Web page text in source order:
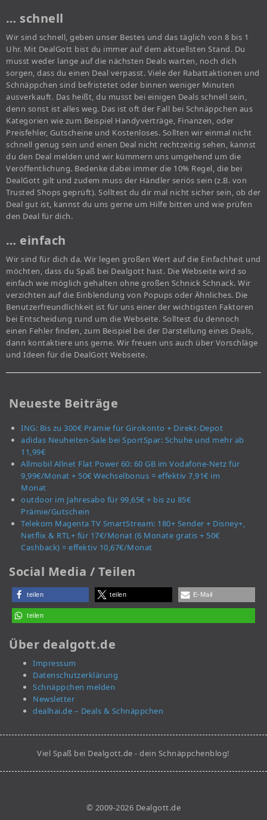
… schnell
Wir sind schnell, geben unser Bestes und das täglich von 8 bis 1
Uhr. Mit DealGott bist du immer auf dem aktuellsten Stand. Du
musst weder lange auf die nächsten Deals warten, noch dich
sorgen, dass du einen Deal verpasst. Viele der Rabattaktionen und
Schnäppchen sind befristetet oder binnen weniger Minuten
ausverkauft. Das heißt, du musst bei einigen Deals schnell sein,
denn sonst ist alles weg. Das ist oft der Fall bei Schnäppchen aus
Kategorien wie zum Beispiel Handyverträge, Finanzen, oder
Preisfehler, Gutscheine und Kostenloses. Sollten wir einmal nicht
schnell genug sein und einen Deal nicht rechtzeitig sehen, kannst
du den Deal melden und wir kümmern uns umgehend um die
Veröffentlichung. Bedenke dabei immer die 10% Regel, die bei
DealGott gilt und zudem muss der Händler seriös sein (z.B. von
Trusted Shops geprüft). Solltest du dir mal nicht sicher sein, ob der
Deal gut ist, kannst du uns gerne um Hilfe bitten und wie prüfen
den Deal für dich.
… einfach
Wir sind für dich da. Wir legen großen Wert auf die Einfachheit und
möchten, dass du Spaß bei Dealgott hast. Die Webseite wird so
einfach wie möglich gehalten ohne großen Schnick Schnack. Wir
verzichten auf die Einblendung von Popups oder Ähnliches. Die
Benutzerfreundlichkeit ist für uns einer der wichtigsten Faktoren
bei Entscheidung rund um die Webseite. Solltest du dennoch
einen Fehler finden, zum Beispiel bei der Darstellung eines Deals,
dann kontaktiere uns gerne. Wir freuen uns auch über Vorschläge
und Ideen für die DealGott Webseite.
Neueste Beiträge
ING: Bis zu 300€ Prämie für Girokonto + Direkt-Depot
adidas Neuheiten-Sale bei SportSpar: Schuhe und mehr ab
11,99€
Allmobil Allnet Flat Power 60: 60 GB im Vodafone-Netz für
9,99€/Monat + 50€ Wechselbonus = effektiv 7,91€ im
Monat
outdoor im Jahresabo für 99,65€ + bis zu 85€
Prämie/Gutschein
Telekom Magenta TV SmartStream: 180+ Sender + Disney+,
Netflix & RTL+ für 17€/Monat (6 Monate gratis + 50€
Cashback) = effektiv 10,67€/Monat
Social Media / Teilen
teilen teilen E-Mail
teilen
Über dealgott.de
Impressum
Datenschutzerklärung
Schnäppchen melden
Newsletter
dealhai.de – Deals & Schnäppchen
Viel Spaß bei Dealgott.de - dein Schnäppchenblog!
© 2009-2026 Dealgott.de